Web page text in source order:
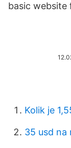
basic website
Kolik je
35 usd na